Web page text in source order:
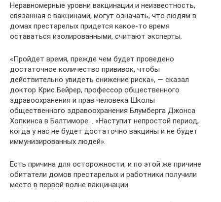
Неравномерные уровни вакцинации и неизвестность,
связанная с вакцинами, могут означать, что людям в
домах престарелых придется какое-то время
оставаться изолированными, считают эксперты.
«Пройдет время, прежде чем будет проведено
достаточное количество прививок, чтобы
действительно увидеть снижение риска», — сказал
доктор Крис Бейрер, профессор общественного
здравоохранения и прав человека Школы
общественного здравоохранения Блумберга Джонса
Хопкинса в Балтиморе. . «Наступит непростой период,
когда у нас не будет достаточно вакцины и не будет
иммунизированных людей».
Есть причина для осторожности, и по этой же причине
обитатели домов престарелых и работники получили
место в первой волне вакцинации.